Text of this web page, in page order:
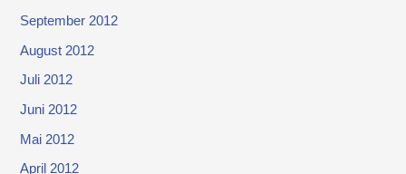
September 2012
August 2012
Juli 2012
Juni 2012
Mai 2012
April 2012